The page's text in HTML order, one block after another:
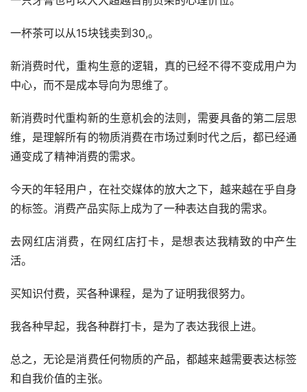
一杯茶可以从15块钱卖到30,。
新消费时代，重构生意的逻辑，真的已经不得不变成用户为
中心，而不是成本导向为思维了。
新消费时代重构新的生意机会的法则，需要具备的第二层思
维，是理解所有的物质消费在市场过剩时代之后，都已经通
通变成了精神消费的需求。
今天的年轻用户，在社交媒体的放大之下，越来越在乎自身
的标签。消费产品实际上成为了一种表达自我的需求。
去网红店消费，在网红店打卡，是想表达我精致的中产生
活。
买知识付费，买各种课程，是为了证明我很努力。
我各种早起，我各种群打卡，是为了表达我很上进。
总之，无论是消费任何物质的产品，都越来越需要表达标签
和自我价值的主张。